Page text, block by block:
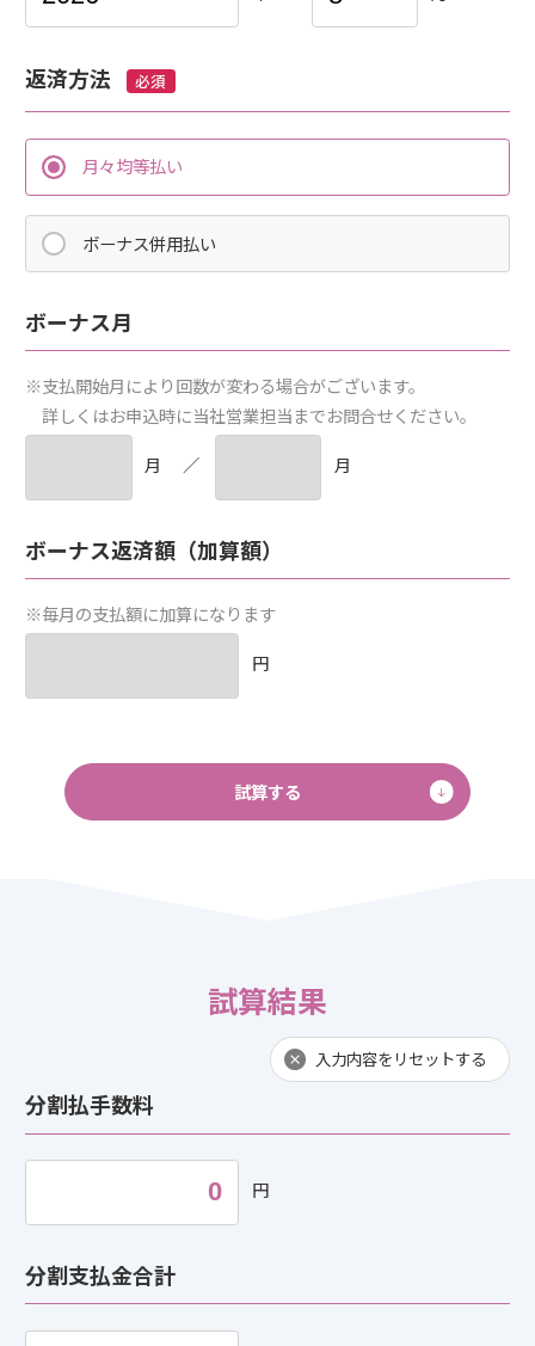
返済方法 必須
月々均等払い
ボーナス併用払い
ボーナス月
※支払開始月により回数が変わる場合がございます。
詳しくはお申込時に当社営業担当までお問合せください。
月
／ 月
ボーナス返済額（加算額）
※毎月の支払額に加算になります
円
試算する
試算結果
入力内容をリセットする
分割払手数料
円
分割支払金合計